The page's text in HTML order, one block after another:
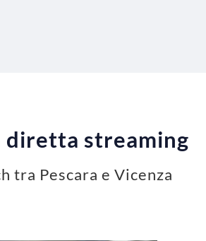
diretta streaming
tra Pescara e Vicenza